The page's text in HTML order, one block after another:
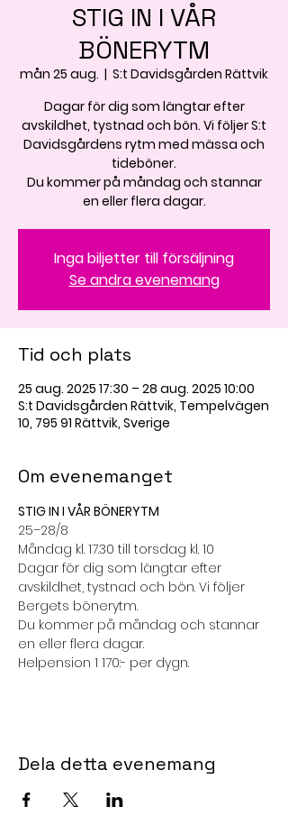
STIG IN I VÅR
BÖNERYTM
mån 25 aug.
  |
S:t Davidsgården Rättvik
Dagar för dig som längtar efter
avskildhet, tystnad och bön. Vi följer S:t
Davidsgårdens rytm med mässa och
tideböner.
Du kommer på måndag och stannar
en eller flera dagar.
Inga biljetter till försäljning
Se andra evenemang
Tid och plats
25 aug. 2025 17:30 – 28 aug. 2025 10:00
S:t Davidsgården Rättvik, Tempelvägen
10, 795 91 Rättvik, Sverige
Om evenemanget
STIG IN I VÅR BÖNERYTM
25–28/8
Måndag kl. 17.30 till torsdag kl. 10
Dagar för dig som längtar efter
avskildhet, tystnad och bön. Vi följer
Bergets bönerytm.
Du kommer på måndag och stannar
en eller flera dagar.
Helpension 1 170:- per dygn.
Dela detta evenemang